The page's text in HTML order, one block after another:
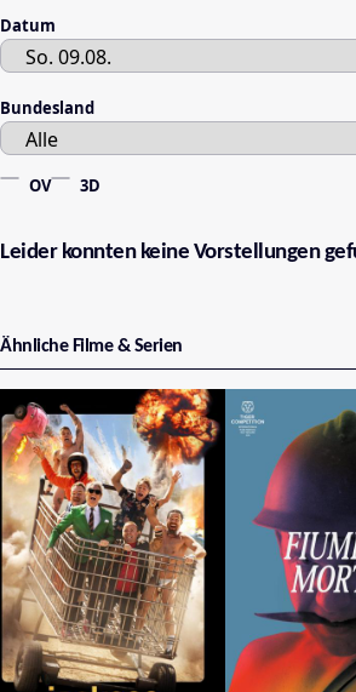
Datum
Bundesland
OV 3D
Leider konnten keine Vorstellungen
Ähnliche Filme & Serien